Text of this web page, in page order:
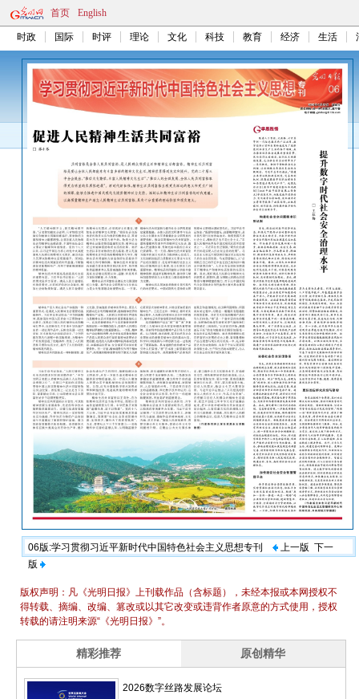
首页 English
时政 国际 时评 理论 文化 科技 教育 经济 生活
06版:学习贯彻习近平新时代中国特色社会主义思想专刊 上一版 下一
版